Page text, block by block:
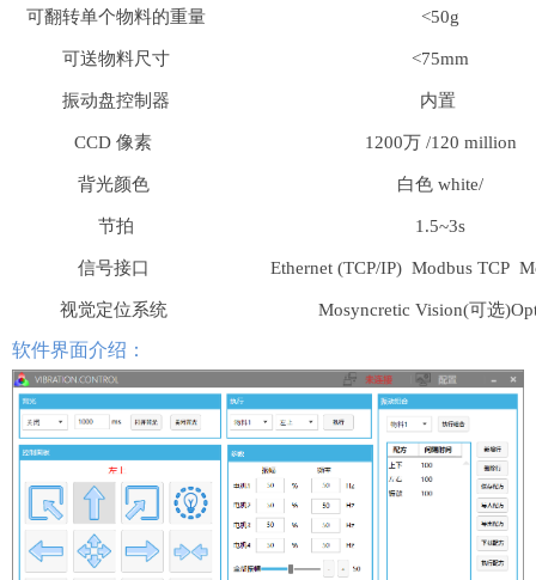
可翻转单个物料的重量 <50g
可送物料尺寸 <75mm
振动盘控制器 内置
CCD 像素 1200万 /120 million
背光颜色 白色 white/
节拍 1.5~3s
信号接口 Ethernet (TCP/IP) Modbus TCP
视觉定位系统 Mosyncretic Vision(可选
软件界面介绍：